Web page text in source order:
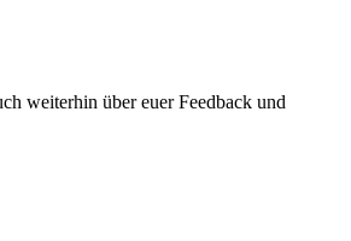
weiterhin über euer Feedback und